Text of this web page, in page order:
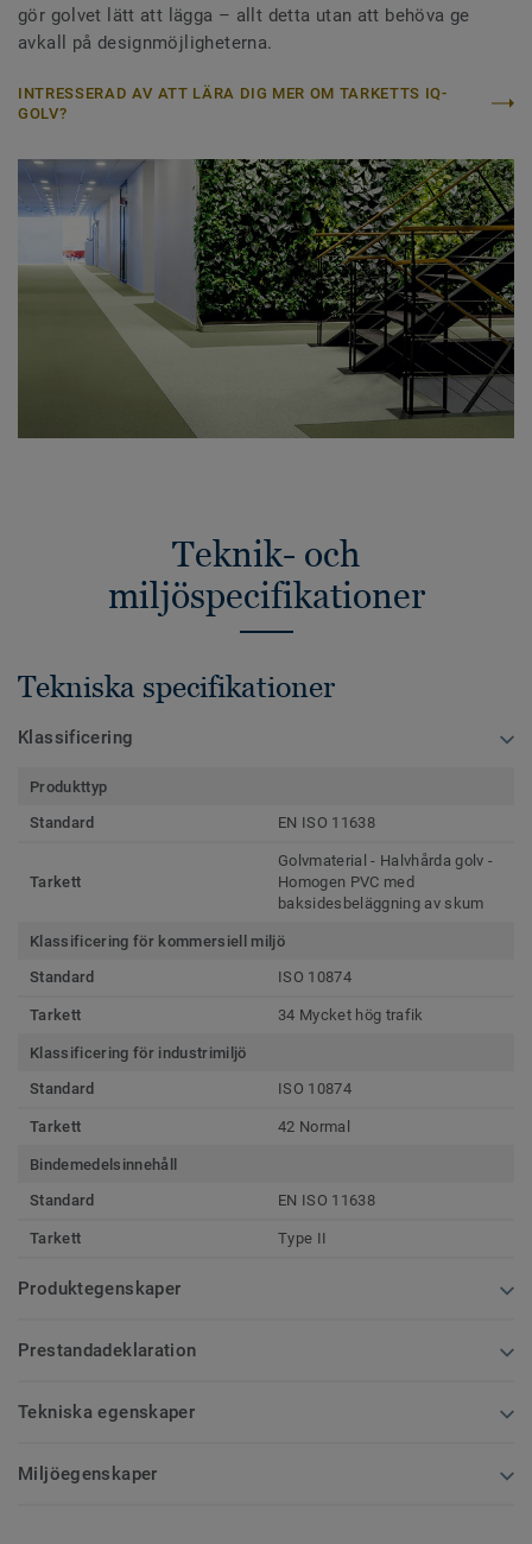
gör golvet lätt att lägga – allt detta utan att behöva ge
avkall på designmöjligheterna.
INTRESSERAD AV ATT LÄRA DIG MER OM TARKETTS IQ-
GOLV?
Teknik- och
miljöspecifikationer
Tekniska specifikationer
Klassificering
Produkttyp
Standard
EN ISO 11638
Tarkett
Golvmaterial - Halvhårda golv -
Homogen PVC med
baksidesbeläggning av skum
Klassificering för kommersiell miljö
Standard
ISO 10874
Tarkett 34 Mycket hög trafik
Klassificering för industrimiljö
Standard
ISO 10874
Tarkett 42 Normal
Bindemedelsinnehåll
Standard
EN ISO 11638
Tarkett Type II
Produktegenskaper
Prestandadeklaration
Tekniska egenskaper
Miljöegenskaper